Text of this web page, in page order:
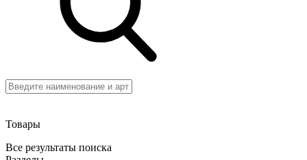
Товары
Все результаты поиска